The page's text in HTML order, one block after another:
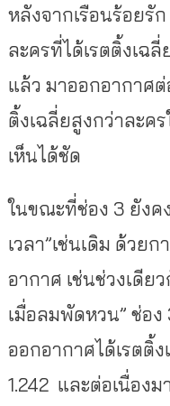
หลังจากเรือนร้อยรั
ละครที่ได้เรตติ้งเฉ
แล้ว มาออกอากาศต่
ติ้งเฉลี่ยสูงกว่าละค
เห็นได้ชัด
ในขณะที่ช่อง 3 ยังค
เวลา”เช่นเดิม ด้วย
อากาศ เช่นช่วงเดีย
เมื่อลมพัดหวน” ช่อง
ออกอากาศได้เรตติ้
1.242 และต่อเนื่องม